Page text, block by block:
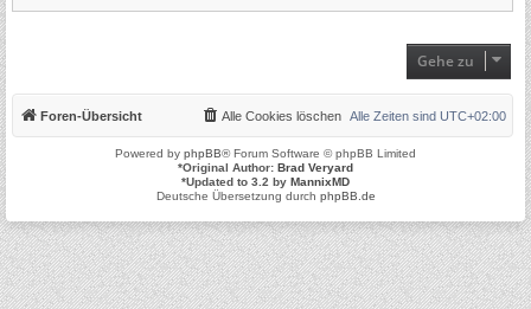
Gehe zu
Foren-Übersicht Alle Zeiten sind UTC+02:00
Alle Cookies löschen
Powered by phpBB® Forum Software © phpBB Limited
*Original Author: Brad Veryard
*Updated to 3.2 by MannixMD
Deutsche Übersetzung durch phpBB.de